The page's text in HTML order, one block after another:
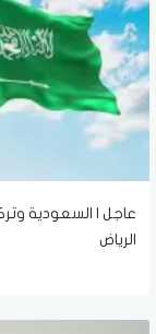
عاجل | السعودية
الرياض